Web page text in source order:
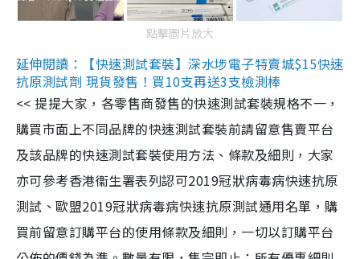
點擊圖片放大
延伸閱讀：【快速測試套裝】深水埗電子特賣城$15快速
抗原測試劑 現貨發售！買10支再送3支檢測棒
<< 提提大家，各零售商發售的快速測試套裝規格不一，
購買市面上不同品牌的快速測試套裝前請留意售賣平台
及該品牌的快速測試套裝使用方法、條款及細則，大家
亦可參考香港衞生署表列認可2019冠狀病毒病快速抗原
測試、歐盟2019冠狀病毒病快速抗原測試通用名單，購
買前留意訂購平台的使用條款及細則，一切以訂購平台